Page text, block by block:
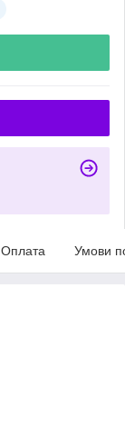
Оплата Умови